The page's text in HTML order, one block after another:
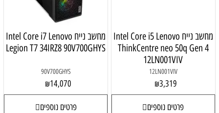
מחשב נייח Intel Core i5 Lenovo
ThinkCentre neo 50q Gen 4
12LN001VIV
12LN001VIV
₪3,319
פרטים נוספים
מחשב נייח Intel Core i7 Lenovo
Legion T7 34IRZ8 90V700GHYS
90V700GHYS
₪14,070
פרטים נוספים